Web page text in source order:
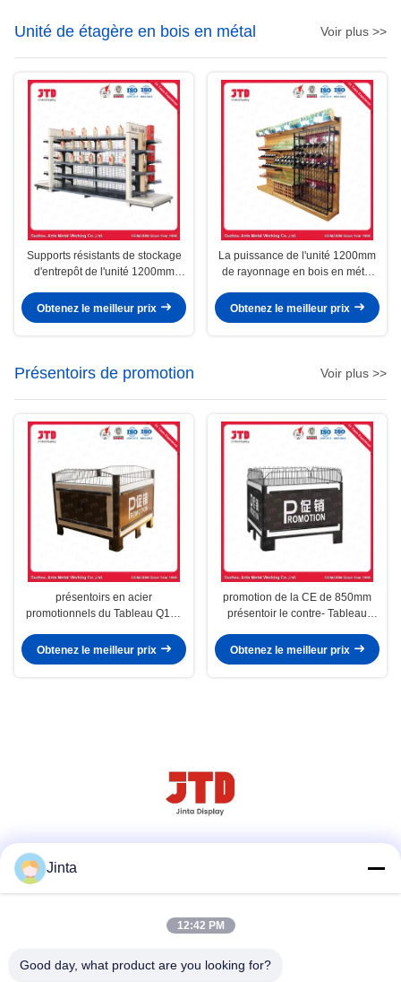
Unité de étagère en bois en métal Voir plus >>
Supports résistants de stockage
d'entrepôt de l'unité 1200mm
forces de défense principale
Q235
Obtenez le meilleur prix
La puissance de l'unité 1200mm
de rayonnage en bois en métal
Obtenez le meilleur prix
Présentoirs de promotion Voir plus >>
présentoirs en acier
promotionnels du Tableau Q195
Obtenez le meilleur prix
promotion de la CE de 850mm
présentoir le contre- Tableau
Obtenez le meilleur prix
Jinta
12:42 PM
Good day, what product are you looking for?